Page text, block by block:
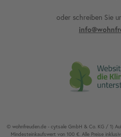
oder schreiben Sie
© wohnfreuden.de - cytsale GmbH & Co. KG / 1)
Mindesteinkaufswert von 100 €. Alle Preise